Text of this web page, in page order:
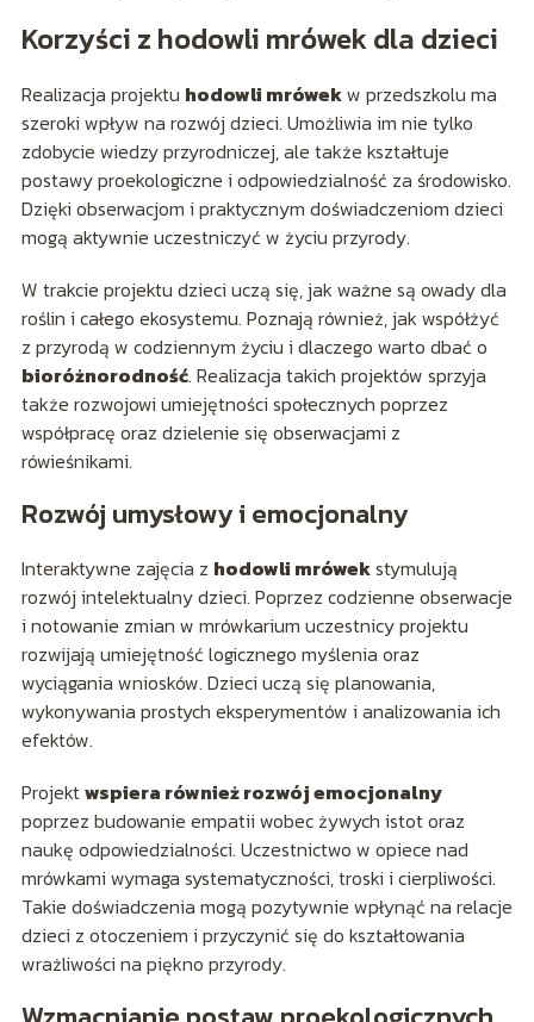
Korzyści z hodowli mrówek dla dzieci
Realizacja projektu hodowli mrówekw przedszkolu ma
szeroki wpływ na rozwój dzieci. Umożliwia im nie tylko
zdobycie wiedzy przyrodniczej, ale także kształtuje
postawy proekologiczne i odpowiedzialność za środowisko.
Dzięki obserwacjom i praktycznym doświadczeniom dzieci
mogą aktywnie uczestniczyć w życiu przyrody.
W trakcie projektu dzieci uczą się, jak ważne są owady dla
roślin i całego ekosystemu. Poznają również, jak współżyć
z przyrodą w codziennym życiu i dlaczego warto dbać o
bioróżnorodność. Realizacja takich projektów sprzyja
także rozwojowi umiejętności społecznych poprzez
współpracę oraz dzielenie się obserwacjami z
rówieśnikami.
Rozwój umysłowy i emocjonalny
Interaktywne zajęcia z hodowli mrówekstymulują
rozwój intelektualny dzieci. Poprzez codzienne obserwacje
i notowanie zmian w mrówkarium uczestnicy projektu
rozwijają umiejętność logicznego myślenia oraz
wyciągania wniosków. Dzieci uczą się planowania,
wykonywania prostych eksperymentów i analizowania ich
efektów.
Projektwspiera również rozwój emocjonalny
poprzez budowanie empatii wobec żywych istot oraz
naukę odpowiedzialności. Uczestnictwo w opiece nad
mrówkami wymaga systematyczności, troski i cierpliwości.
Takie doświadczenia mogą pozytywnie wpłynąć na relacje
dzieci z otoczeniem i przyczynić się do kształtowania
wrażliwości na piękno przyrody.